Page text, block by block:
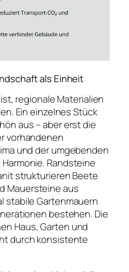
als Einheit
regionale Materialien
Ein einzelnes Stück
aus – aber erst die
vorhandenen
und der umgebenden
Randsteine
strukturieren Beete
Mauersteine aus
stabile Gartenmauern
bestehen. Die
Haus, Garten und
durch konsistente